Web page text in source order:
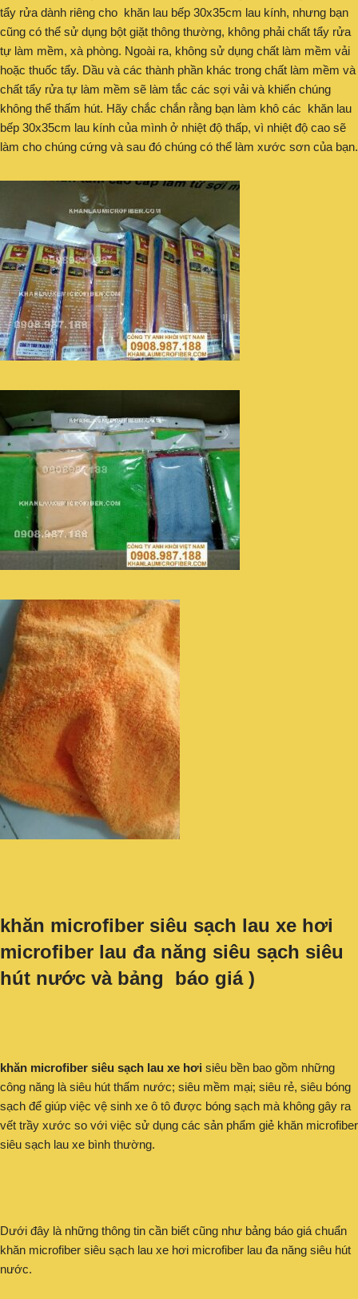
tẩy rửa dành riêng cho khăn lau bếp 30x35cm lau kính, nhưng bạn
cũng có thể sử dụng bột giặt thông thường, không phải chất tẩy rửa
tự làm mềm, xà phòng. Ngoài ra, không sử dụng chất làm mềm vải
hoặc thuốc tẩy. Dầu và các thành phần khác trong chất làm mềm và
chất tẩy rửa tự làm mềm sẽ làm tắc các sợi vải và khiến chúng
không thể thấm hút. Hãy chắc chắn rằng bạn làm khô các khăn lau
bếp 30x35cm lau kính của mình ở nhiệt độ thấp, vì nhiệt độ cao sẽ
làm cho chúng cứng và sau đó chúng có thể làm xước sơn của bạn.
khăn microfiber siêu sạch lau xe hơi
microfiber lau đa năng siêu sạch siêu
hút nước và bảng báo giá )
khăn microfiber siêu sạch lau xe hơi siêu bền bao gồm những
công năng là siêu hút thấm nước; siêu mềm mại; siêu rẻ, siêu bóng
sạch để giúp việc vệ sinh xe ô tô được bóng sạch mà không gây ra
vết trầy xước so với việc sử dụng các sản phẩm giẻ khăn microfiber
siêu sạch lau xe bình thường.
Dưới đây là những thông tin cần biết cũng như bảng báo giá chuẩn
khăn microfiber siêu sạch lau xe hơi microfiber lau đa năng siêu hút
nước.